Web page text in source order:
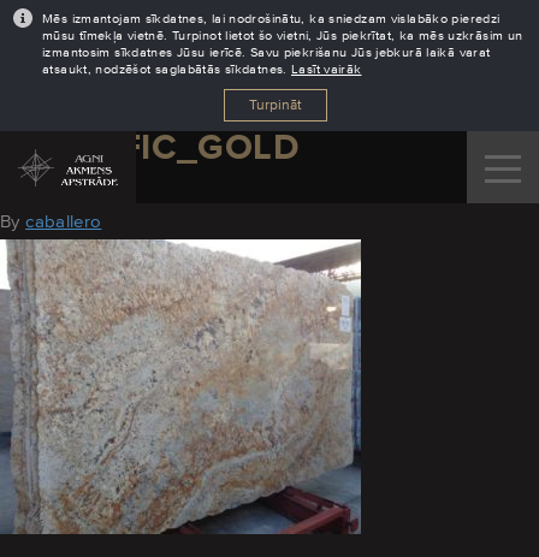
Mēs izmantojam sīkdatnes, lai nodrošinātu, ka sniedzam vislabāko pieredzi
mūsu tīmekļa vietnē. Turpinot lietot šo vietni, Jūs piekrītat, ka mēs uzkrāsim un
izmantosim sīkdatnes Jūsu ierīcē. Savu piekrišanu Jūs jebkurā laikā varat
atsaukt, nodzēšot saglabātās sīkdatnes. Lasīt vairāk
Turpināt
MAGNIFIC_GOLD
August 11, 2016
Bycaballero